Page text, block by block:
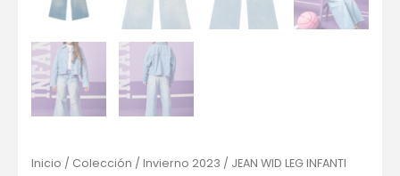
Inicio / Colección / Invierno 2023 / JEAN WID LEG INFANTI